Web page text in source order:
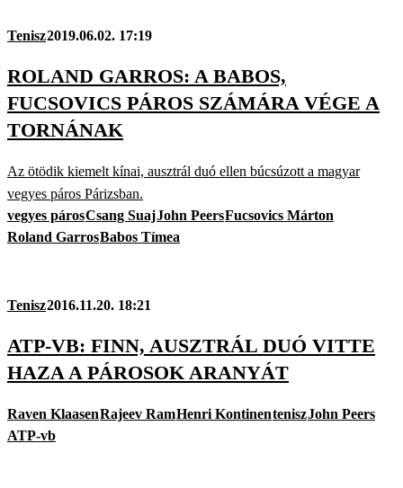
Tenisz2019.06.02. 17:19
ROLAND GARROS: A BABOS,
FUCSOVICS PÁROS SZÁMÁRA VÉGE A
TORNÁNAK
Az ötödik kiemelt kínai, ausztrál duó ellen búcsúzott a magyar
vegyes páros Párizsban.
vegyes párosCsang SuajJohn PeersFucsovics Márton
Roland GarrosBabos Tímea
Tenisz2016.11.20. 18:21
ATP-VB: FINN, AUSZTRÁL DUÓ VITTE
HAZA A PÁROSOK ARANYÁT
Raven KlaasenRajeev RamHenri KontinenteniszJohn Peers
ATP-vb